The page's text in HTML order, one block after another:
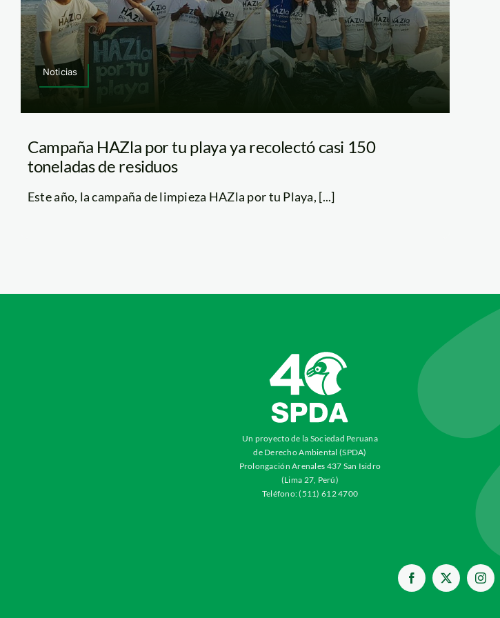
Noticias
Campaña HAZla por tu playa ya recolectó casi 150
toneladas de residuos
Este año, la campaña de limpieza HAZla por tu Playa, [...]
Un proyecto de la Sociedad Peruana
de Derecho Ambiental (SPDA)
Prolongación Arenales 437 San Isidro
(Lima 27, Perú)
Teléfono: (511) 612 4700